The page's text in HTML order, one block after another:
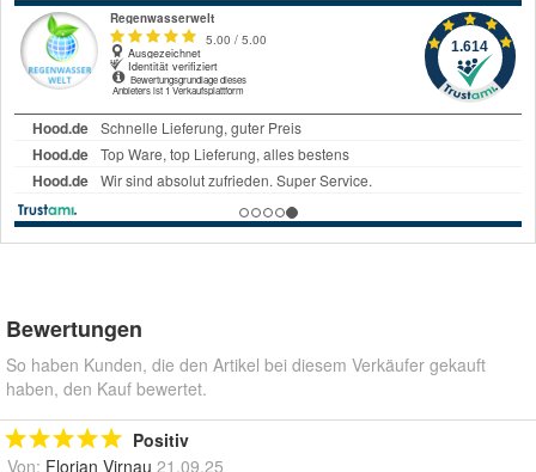
Bewertungen
So haben Kunden, die den Artikel bei diesem Verkäufer gekauft
haben, den Kauf bewertet.
Positiv
Von: Florian Virnau 21.09.25